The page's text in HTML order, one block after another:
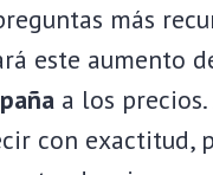
más
este aumento
a los
con exactitud,